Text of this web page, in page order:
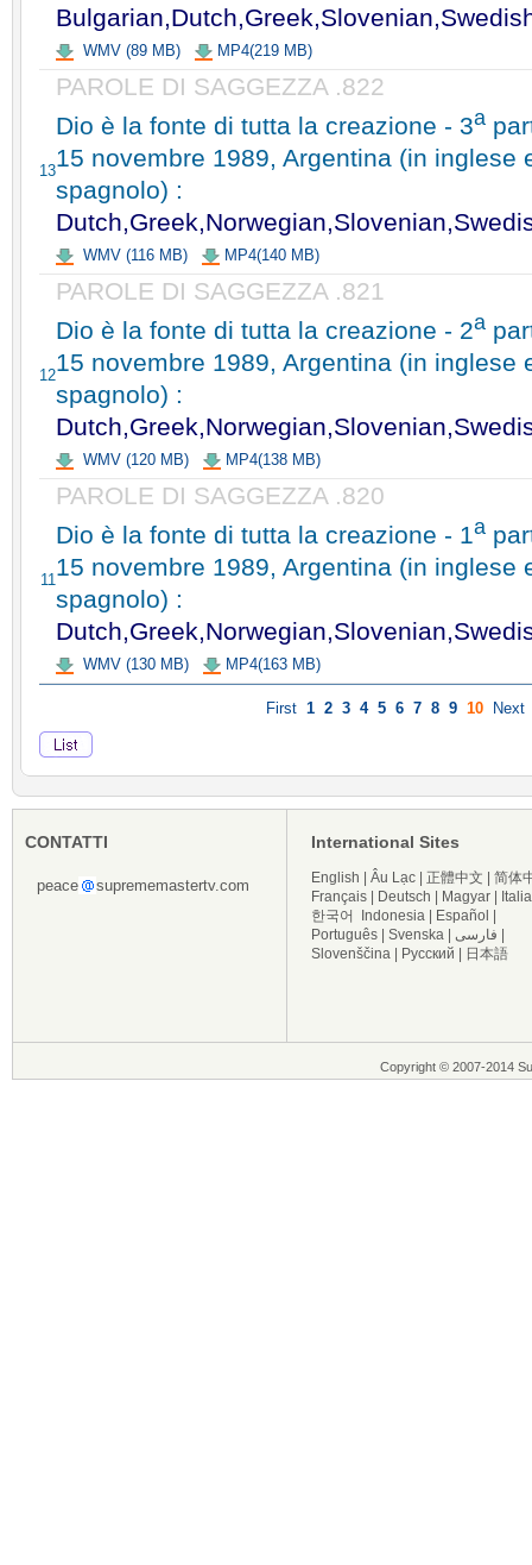
WMV (89 MB) MP4(219 MB)
13
PAROLE DI SAGGEZZA .822
Dio è la fonte di tutta la creazione - 3a
15 novembre 1989, Argentina (in inglese
spagnolo) :
WMV (116 MB) MP4(140 MB)
12
PAROLE DI SAGGEZZA .821
Dio è la fonte di tutta la creazione - 2a
15 novembre 1989, Argentina (in inglese
spagnolo) :
WMV (120 MB) MP4(138 MB)
11
PAROLE DI SAGGEZZA .820
Dio è la fonte di tutta la creazione - 1a
15 novembre 1989, Argentina (in inglese
spagnolo) :
WMV (130 MB) MP4(163 MB)
First 1 2 3 4 5 6 7 8 9 10 Next
CONTATTI
peace suprememastertv.com
International Sites
English Âu Lạc 正體中文
简体
Français
Deutsch Magyar
한국어
Indonesia Español
Português
Svenska فارسی
Slovenščina
Русский 日本語
Copyright © 2007-2014